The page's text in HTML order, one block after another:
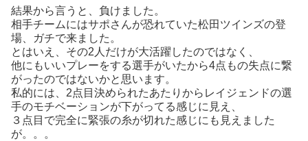
結果から言うと、負けました。
相手チームにはサポさんが恐れていた松田ツインズの登
場、ガチで来ました。
とはいえ、その2人だけが大活躍したのではなく、
他にもいいプレーをする選手がいたから4点もの失点に繋
がったのではないかと思います。
私的には、2点目決められたあたりからレイジェンドの選
手のモチベーションが下がってる感じに見え、
３点目で完全に緊張の糸が切れた感じにも見えました
が。。。